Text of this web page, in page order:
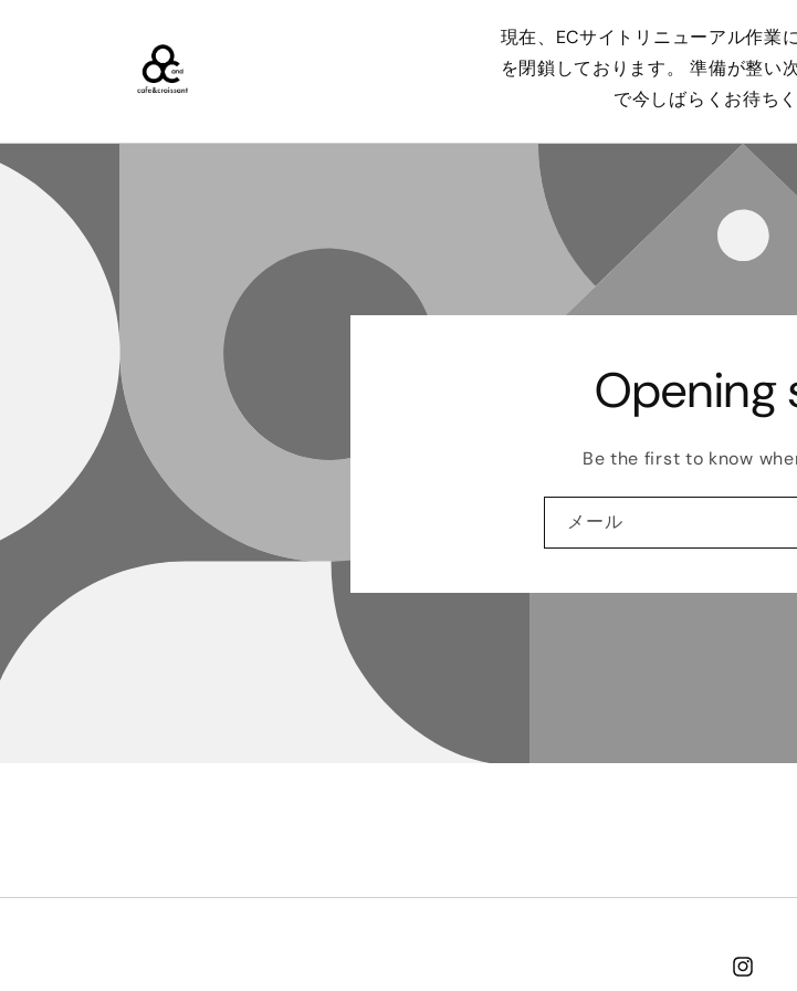
現在、ECサイトリニューアル作業
を閉鎖しております。 準備が整い
で今しばらくお待ちく
Opening
Be the first to know
メール
Instagram